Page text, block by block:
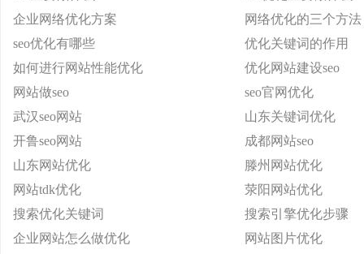
企业网络优化方案
网络优化的三个方法
seo优化有哪些
优化关键词的作用
如何进行网站性能优化
优化网站建设seo
网站做seo
seo官网优化
武汉seo网站
山东关键词优化
开鲁seo网站
成都网站seo
山东网站优化
滕州网站优化
网站tdk优化
荥阳网站优化
搜索优化关键词
搜索引擎优化步骤
企业网站怎么做优化
网站图片优化